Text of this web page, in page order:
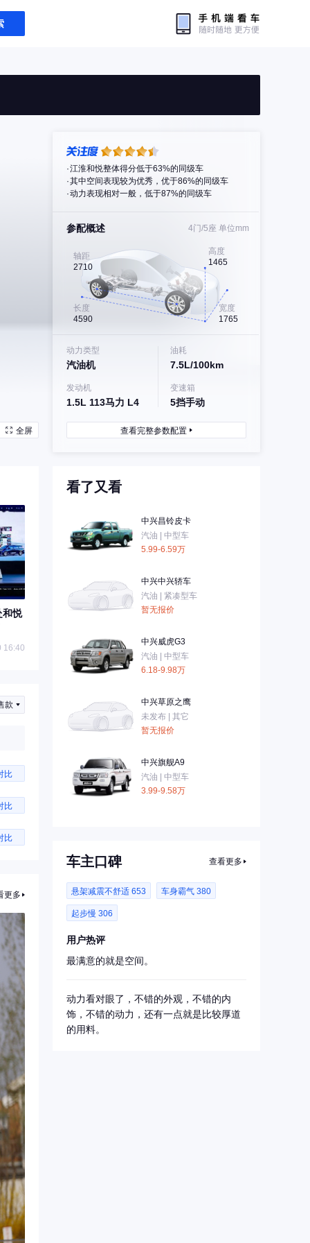
全屏
江淮和悦整体得分低于63%的同级车
其中空间表现较为优秀，优于86%的同级车
动力表现相对一般，低于87%的同级车
参配概述 4门/5座 单位mm
轴距
2710
高度
1465
长度
4590
宽度
1765
动力类型
汽油机
油耗
7.5L/100km
发动机
1.5L 113马力 L4
变速箱
5挡手动
查看完整参数配置
和悦
16:40
款
比
比
比
更多
看了又看
中兴昌铃皮卡
汽油 | 中型车
5.99-6.59万
中兴中兴轿车
汽油 | 紧凑型车
暂无报价
中兴威虎G3
汽油 | 中型车
6.18-9.98万
中兴草原之鹰
未发布 | 其它
暂无报价
中兴旗舰A9
汽油 | 中型车
3.99-9.58万
车主口碑 查看更多
悬架减震不舒适 653 车身霸气 380
起步慢 306
用户热评
最满意的就是空间。
动力看对眼了，不错的外观，不错的内
饰，不错的动力，还有一点就是比较厚道
的用料。